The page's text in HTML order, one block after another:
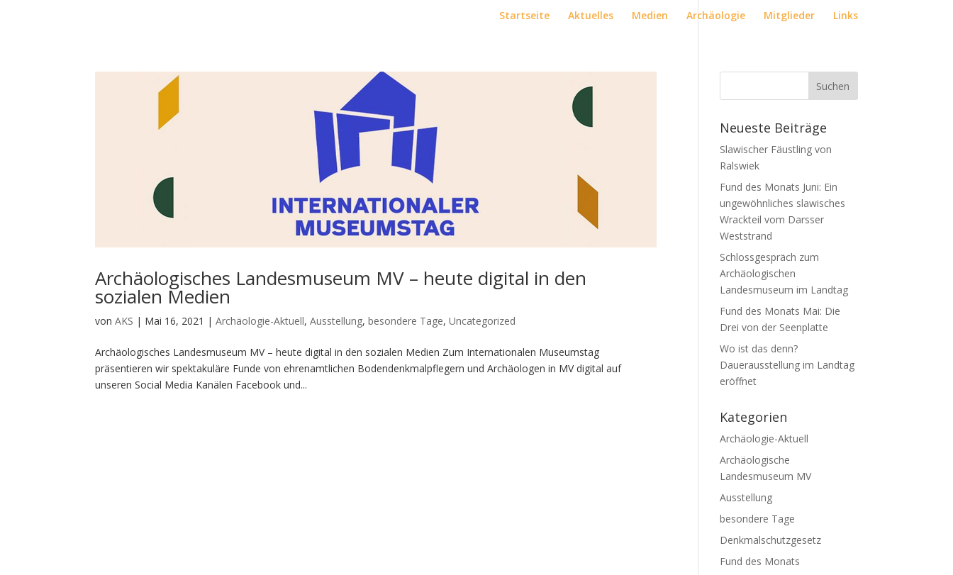
Startseite Aktuelles Medien Archäologie Mitglieder Links
Archäologisches Landesmuseum MV – heute digital in den
sozialen Medien
vonAKS | Mai 16, 2021 |Archäologie-Aktuell,Ausstellung,besondere Tage,Uncategorized
Archäologisches Landesmuseum MV – heute digital in den sozialen Medien Zum Internationalen Museumstag
präsentieren wir spektakuläre Funde von ehrenamtlichen Bodendenkmalpflegern und Archäologen in MV digital auf
unseren Social Media Kanälen Facebook und...
Neueste Beiträge
Slawischer Fäustling von
Ralswiek
Fund des Monats Juni: Ein
ungewöhnliches slawisches
Wrackteil vom Darsser
Weststrand
Schlossgespräch zum
Archäologischen
Landesmuseum im Landtag
Fund des Monats Mai: Die
Drei von der Seenplatte
Wo ist das denn?
Dauerausstellung im Landtag
eröffnet
Kategorien
Archäologie-Aktuell
Archäologische
Landesmuseum MV
Ausstellung
besondere Tage
Denkmalschutzgesetz
Fund des Monats